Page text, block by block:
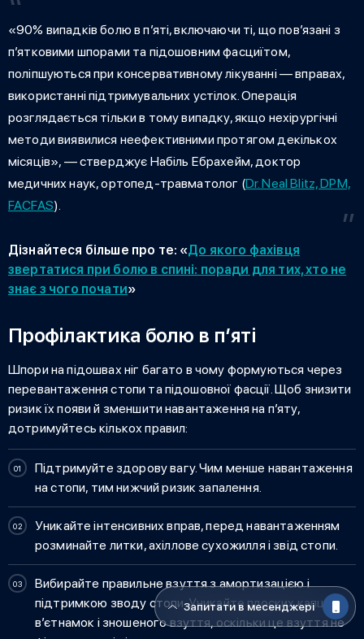
«90% випадків болю в п’яті, включаючи ті, що пов’язані з
п’ятковими шпорами та підошовним фасциїтом,
поліпшуються при консервативному лікуванні — вправах,
використанні підтримувальних устілок. Операція
розглядається тільки в тому випадку, якщо нехірургічні
методи виявилися неефективними протягом декількох
місяців», — стверджує Набіль Ебрахейм, доктор
медичних наук, ортопед-травматолог (Dr. Neal Blitz, DPM,
FACFAS).
Дізнайтеся більше про те: «До якого фахівця
звертатися при болю в спині: поради для тих, хто не
знає з чого почати»
Профілактика болю в п’яті
Шпори на підошвах ніг багато в чому формуються через
перевантаження стопи та підошовної фасції. Щоб знизити
ризик їх появи й зменшити навантаження на п’яту,
дотримуйтесь кількох правил:
Підтримуйте здорову вагу. Чим менше навантаження
на стопи, тим нижчий ризик запалення.
Уникайте інтенсивних вправ, перед навантаженням
розминайте литки, ахіллове сухожилля і звід стопи.
Вибирайте правильне взуття з амортизацією і
підтримкою зводу стопи. Уникайте плоских капців,
в’єтнамок і зношеного взуття, оскільки це взуття не
Запитати в месенджері